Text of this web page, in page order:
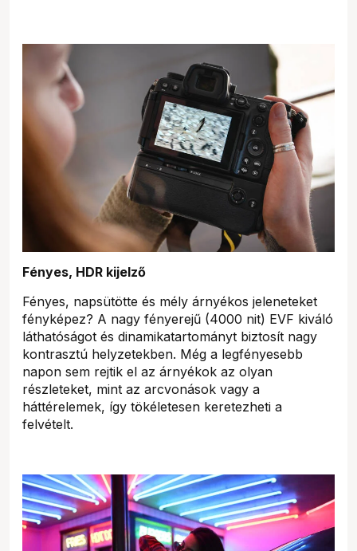
Fényes, HDR kijelző
Fényes, napsütötte és mély árnyékos jeleneteket
fényképez? A nagy fényerejű (4000 nit) EVF kiváló
láthatóságot és dinamikatartományt biztosít nagy
kontrasztú helyzetekben. Még a legfényesebb
napon sem rejtik el az árnyékok az olyan
részleteket, mint az arcvonások vagy a
háttérelemek, így tökéletesen keretezheti a
felvételt.